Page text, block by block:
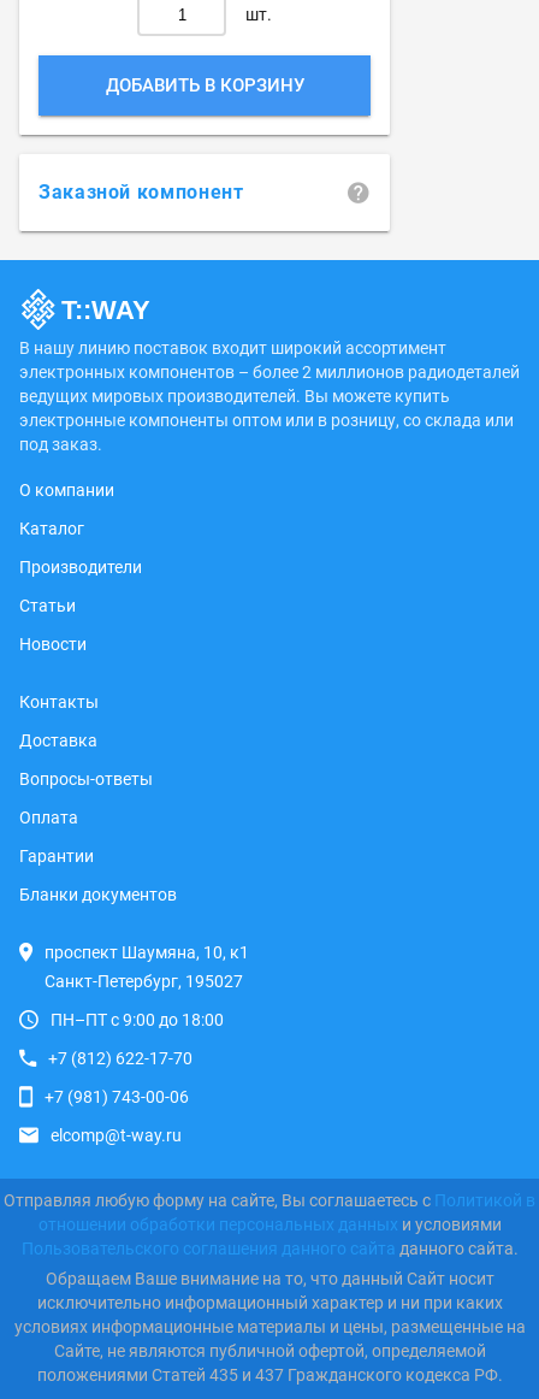
шт.
ДОБАВИТЬ В КОРЗИНУ
Заказной компонент
В нашу линию поставок входит широкий ассортимент
электронных компонентов – более 2 миллионов радиодеталей
ведущих мировых производителей. Вы можете купить
электронные компоненты оптом или в розницу, со склада или
под заказ.
О компании
Каталог
Производители
Статьи
Новости
Контакты
Доставка
Вопросы-ответы
Оплата
Гарантии
Бланки документов
проспект Шаумяна, 10, к1
Санкт-Петербург, 195027
ПН–ПТ с 9:00 до 18:00
+7 (812) 622-17-70
+7 (981) 743-00-06
elcomp@t-way.ru
Отправляя любую форму на сайте, Вы соглашаетесь с Политикой в
отношении обработки персональных данных и условиями
Пользовательского соглашения данного сайта данного сайта.
Обращаем Ваше внимание на то, что данный Сайт носит
исключительно информационный характер и ни при каких
условиях информационные материалы и цены, размещенные на
Сайте, не являются публичной офертой, определяемой
положениями Статей 435 и 437 Гражданского кодекса РФ.